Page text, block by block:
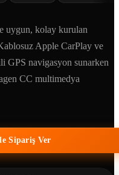
uygun, kolay kurulan
Apple CarPlay ve
GPS navigasyon sunarken
CC multimedya
Sipariş Ver